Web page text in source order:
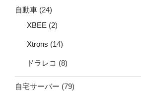
自動車 (24)
XBEE (2)
Xtrons (14)
ドラレコ (8)
自宅サーバー (79)